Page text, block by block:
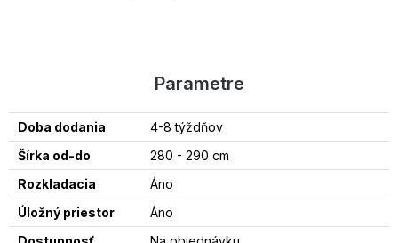
Parametre
Doba dodania
4-8 týždňov
Šírka od-do
280 - 290 cm
Rozkladacia
Áno
Úložný priestor
Áno